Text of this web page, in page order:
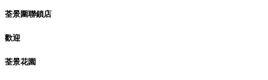
荃景圍聯鎖店
歡迎
荃景花園